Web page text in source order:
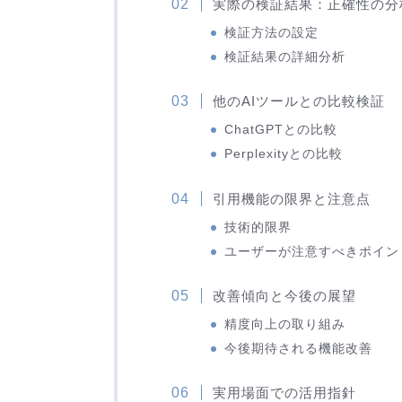
実際の検証結果：正確性の分
検証方法の設定
検証結果の詳細分析
他のAIツールとの比較検証
ChatGPTとの比較
Perplexityとの比較
引用機能の限界と注意点
技術的限界
ユーザーが注意すべきポイン
改善傾向と今後の展望
精度向上の取り組み
今後期待される機能改善
実用場面での活用指針